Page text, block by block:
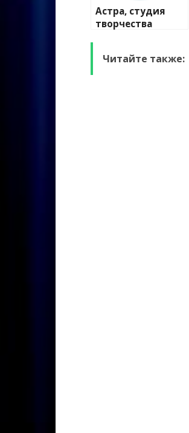
Астра, студия
творчества
Читайте также: